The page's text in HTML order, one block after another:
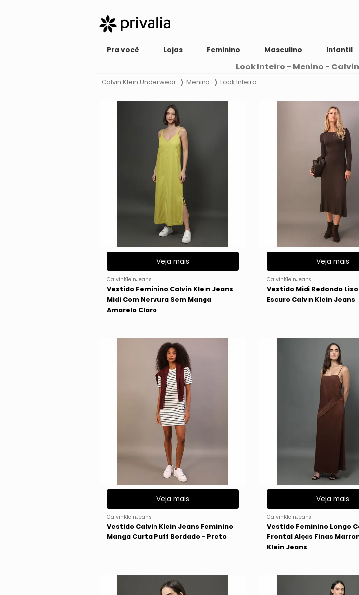
Pra você Lojas Feminino Masculino Infantil
Look Inteiro - Menino -
Calvin Klein Underwear Menino Look Inteiro
Veja mais
CalvinKleinJeans
Vestido Feminino Calvin Klein Jeans
Midi Com Nervura Sem Manga
Amarelo Claro
Veja mais
CalvinKleinJeans
Vestido Midi Redondo
Escuro Calvin Klein Jeans
Veja mais
CalvinKleinJeans
Vestido Calvin Klein Jeans Feminino
Manga Curta Puff Bordado - Preto
Veja mais
CalvinKleinJeans
Vestido Feminino Longo
Frontal Alças Finas
Klein Jeans